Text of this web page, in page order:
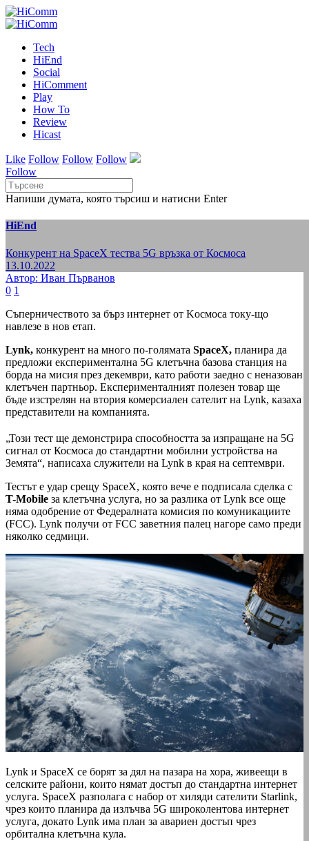
Tech
HiEnd
Social
HiComment
Play
How To
Review
Hicast
Like Follow Follow Follow
Follow
Напиши думата, която търсиш и натисни Enter
HiEnd
Конкурент на SpaceX тества 5G връзка от Космоса
13.10.2022
Автор: Иван Първанов
0 1
Съперничеството за бърз интернет от Kосмоса току-що
навлезе в нов етап.
Lynk, конкурент на много по-голямата SpaceX, планира да
предложи експериментална 5G клетъчна базова станция на
борда на мисия през декември, като работи заедно с неназован
клетъчен партньор. Експерименталният полезен товар ще
бъде изстрелян на втория комерсиален сателит на Lynk, казаха
представители на компанията.
„Този ​​тест ще демонстрира способността за изпращане на 5G
сигнал от Космоса до стандартни мобилни устройства на
Земята“, написаха служители на Lynk в края на септември.
Тестът е удар срещу SpaceX, която вече е подписала сделка с
T-Mobile за клетъчна услуга, но за разлика от Lynk все още
няма одобрение от Федералната комисия по комуникациите
(FCC). Lynk получи от FCC заветния палец нагоре само преди
няколко седмици.
Lynk и SpaceX се борят за дял на пазара на хора, живеещи в
селските райони, които нямат достъп до стандартна интернет
услуга. SpaceX разполага с набор от хиляди сателити Starlink,
чрез които планира да излъчва 5G широколентова интернет
услуга, докато Lynk има план за авариен достъп чрез
орбитална клетъчна кула.